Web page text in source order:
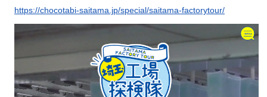
https://chocotabi-saitama.jp/special/saitama-factorytour/